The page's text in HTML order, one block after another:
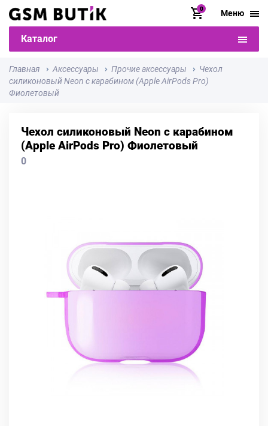
0 Меню
Каталог
Главная Аксессуары Прочие аксессуары
Чехол
силиконовый Neon с карабином (Apple AirPods Pro)
Фиолетовый
Чехол силиконовый Neon с карабином
(Apple AirPods Pro) Фиолетовый
0